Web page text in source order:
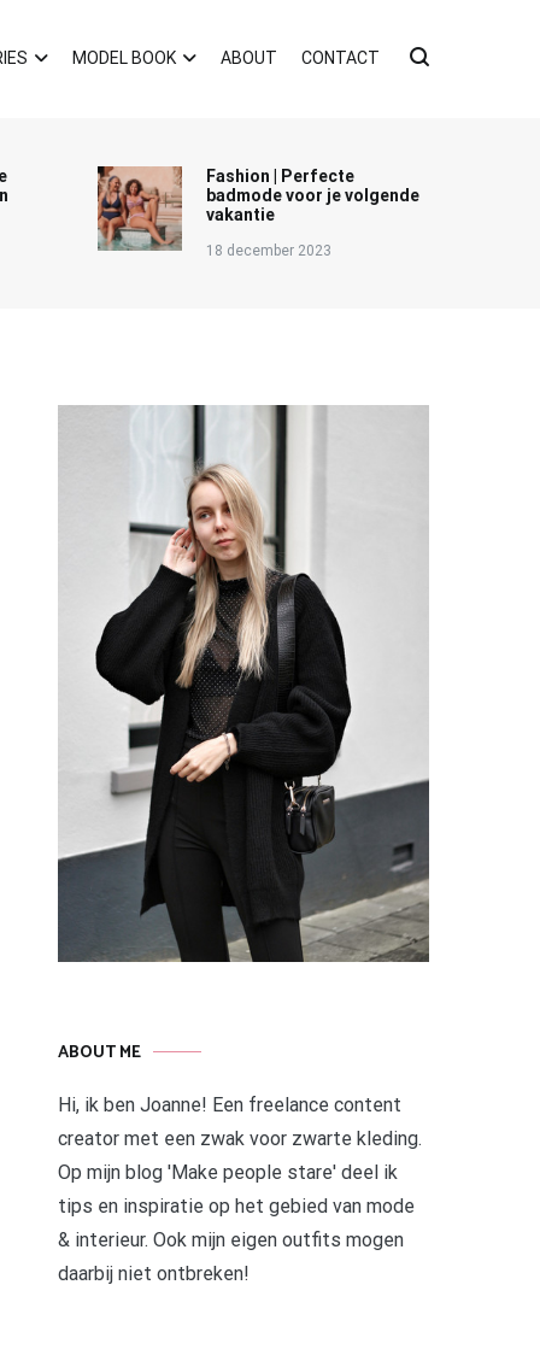
MODEL BOOK ABOUT CONTACT
Fashion | Perfecte
badmode voor je volgende
vakantie
18 december 2023
ABOUT ME
Hi, ik ben Joanne! Een freelance content
creator met een zwak voor zwarte kleding.
Op mijn blog 'Make people stare' deel ik
tips en inspiratie op het gebied van mode
& interieur. Ook mijn eigen outfits mogen
daarbij niet ontbreken!